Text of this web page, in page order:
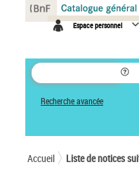
Espace personnel
Recherche avancée
Accueil Liste de notices
Panneau de gestion des cookies